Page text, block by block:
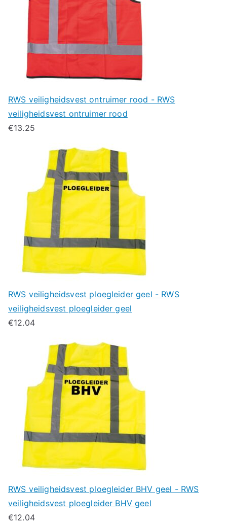
RWS veiligheidsvest ontruimer rood - RWS
veiligheidsvest ontruimer rood
€13.25
RWS veiligheidsvest ploegleider geel - RWS
veiligheidsvest ploegleider geel
€12.04
RWS veiligheidsvest ploegleider BHV geel - RWS
veiligheidsvest ploegleider BHV geel
€12.04